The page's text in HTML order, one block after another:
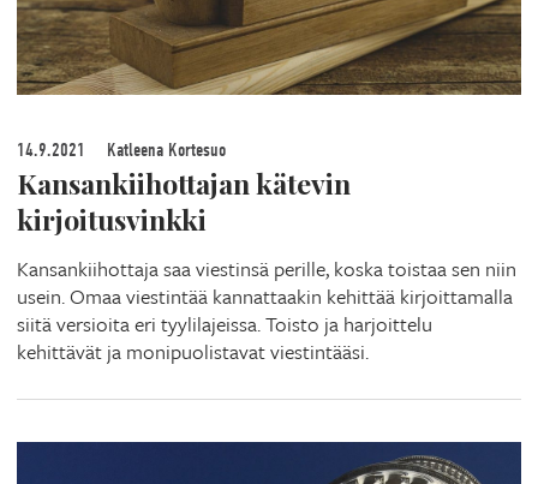
14.9.2021 Katleena Kortesuo
Kansankiihottajan kätevin
kirjoitusvinkki
Kansankiihottaja saa viestinsä perille, koska toistaa sen niin
usein. Omaa viestintää kannattaakin kehittää kirjoittamalla
siitä versioita eri tyylilajeissa. Toisto ja harjoittelu
kehittävät ja monipuolistavat viestintääsi.